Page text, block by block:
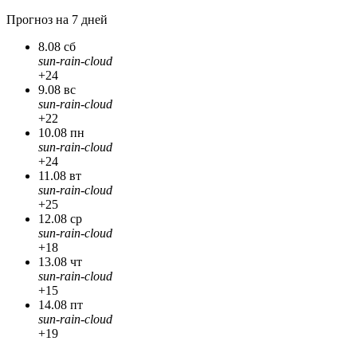
Прогноз на 7 дней
8.08 сб
sun-rain-cloud
+24
9.08 вс
sun-rain-cloud
+22
10.08 пн
sun-rain-cloud
+24
11.08 вт
sun-rain-cloud
+25
12.08 ср
sun-rain-cloud
+18
13.08 чт
sun-rain-cloud
+15
14.08 пт
sun-rain-cloud
+19